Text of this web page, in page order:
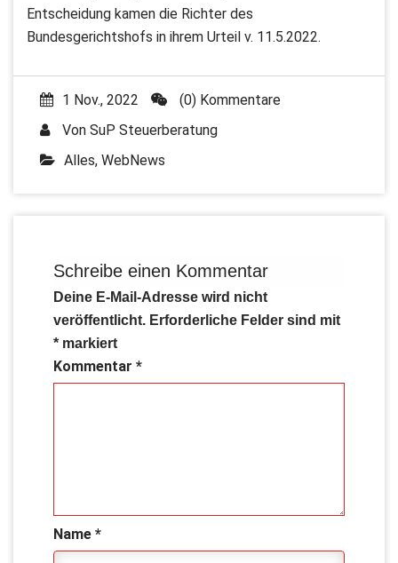
Entscheidung kamen die Richter des
Bundesgerichtshofs in ihrem Urteil v. 11.5.2022.
1 Nov., 2022
(0) Kommentare
Von SuP Steuerberatung
Alles, WebNews
Schreibe einen Kommentar
Deine E-Mail-Adresse wird nicht
veröffentlicht. Erforderliche Felder sind mit
* markiert
Kommentar *
Name *